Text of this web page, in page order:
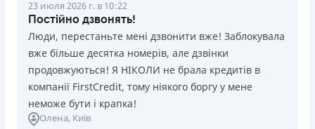
23 июля 2026 г. в 10:22
Постійно дзвонять!
Люди, перестаньте мені дзвонити вже! Заблокувала
вже більше десятка номерів, але дзвінки
продовжуються! Я НІКОЛИ не брала кредитів в
компанії FirstCredit, тому ніякого боргу у мене
неможе бути і крапка!
Олена, Київ